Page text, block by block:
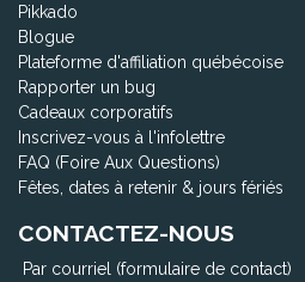
Pikkado
Blogue
Plateforme d'affiliation québécoise
Rapporter un bug
Cadeaux corporatifs
Inscrivez-vous à l'infolettre
FAQ (Foire Aux Questions)
Fêtes, dates à retenir & jours fériés
CONTACTEZ-NOUS
Par courriel (formulaire de contact)